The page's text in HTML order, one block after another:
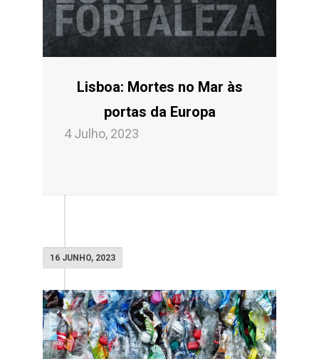
Lisboa: Mortes no Mar às
portas da Europa
4 Julho, 2023
16 JUNHO, 2023